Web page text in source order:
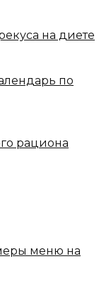
на диете
по
рациона
меню на